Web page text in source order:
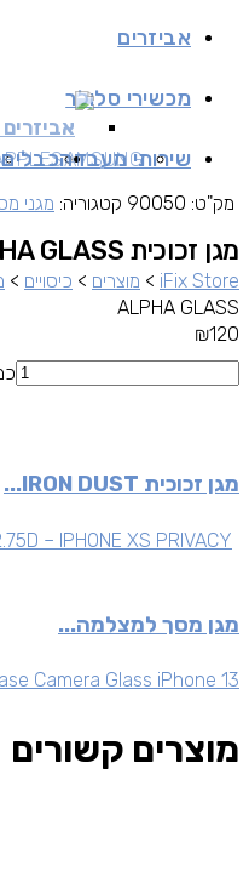
אביזרים
מכשירי סלולר
SAMSUNG
שירותי מעבדה
iFix Store
> מוצרים > כיסויים >
ALPHA GLASS
מגן זכוכית OTTERBOX ALPHA GLASS
₪120
מק"ט: 90050 קטגוריה: מגני
מגן זכוכית IRON DUST...
מגן מסך למצלמה...
מוצרים קשורים